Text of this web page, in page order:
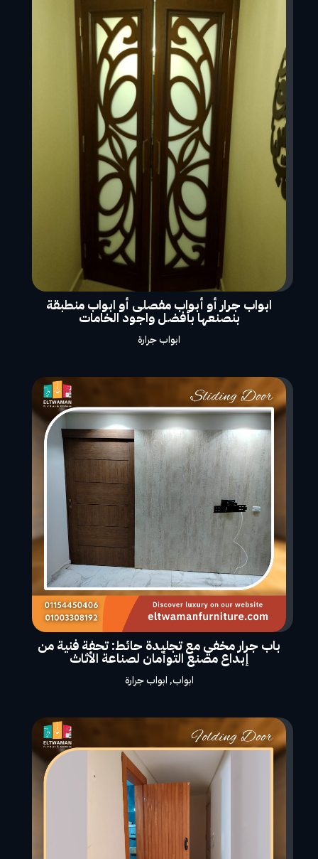
ابواب جرار أو أبواب مفصلى أو ابواب منطبقة
بنصنعها بأفضل واجود الخامات
ابواب جرارة
باب جرار مخفي مع تجليدة حائط: تحفة فنية من
إبداع مصنع التوأمان لصناعة الأثاث
ابواب, ابواب جرارة